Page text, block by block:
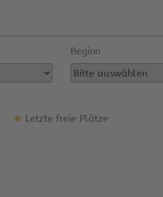
Beginn
Letzte freie Plätze